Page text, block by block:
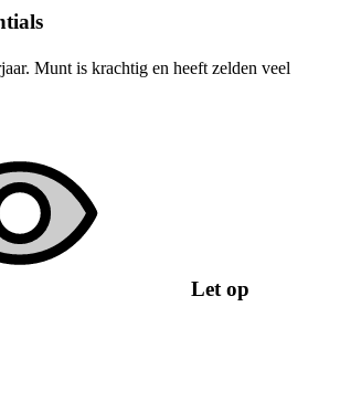
Munt is krachtig en heeft zelden veel
Let op